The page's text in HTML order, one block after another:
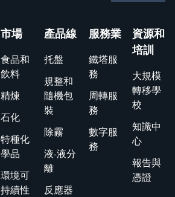
市場
食品和
飲料
精煉
石化
特種化
學品
環境可
持續性
產品線
托盤
規整和
隨機包
裝
除霧
液-液分
離
反應器
服務業
鐵塔服
務
周轉服
務
數字服
務
資源和
培訓
大規模
轉移學
校
知識中
心
報告與
憑證